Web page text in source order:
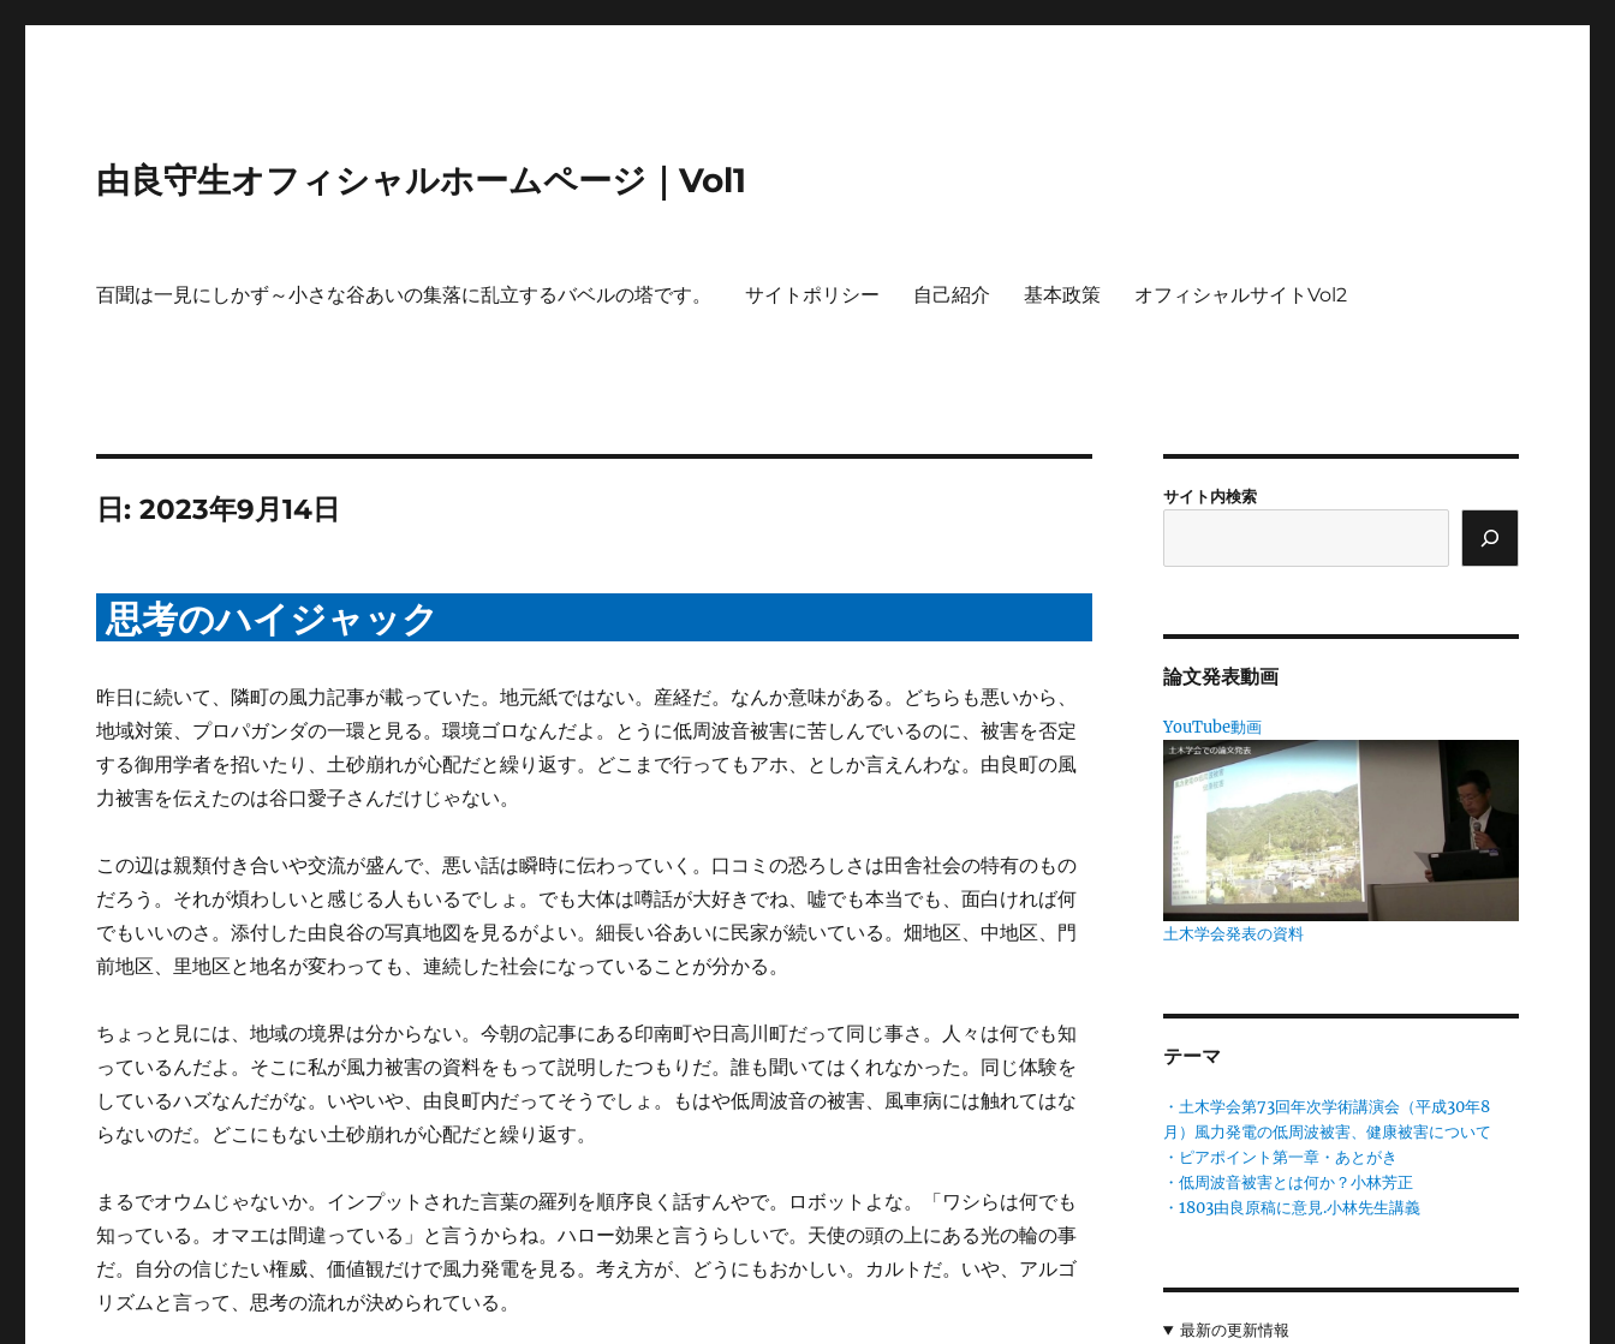
由良守生オフィシャルホームページ｜Vol1
百聞は一見にしかず～小さな谷あいの集落に乱立するバベルの塔です。 サイトポリシー 自己紹介 基本政策 オフィシャルサイトVol2
日:2023年9月14日
思考のハイジャック
昨日に続いて、隣町の風力記事が載っていた。地元紙ではない。産経だ。なんか意味がある。どちらも悪いから、
地域対策、プロパガンダの一環と見る。環境ゴロなんだよ。とうに低周波音被害に苦しんでいるのに、被害を否定
する御用学者を招いたり、土砂崩れが心配だと繰り返す。どこまで行ってもアホ、としか言えんわな。由良町の風
力被害を伝えたのは谷口愛子さんだけじゃない。
この辺は親類付き合いや交流が盛んで、悪い話は瞬時に伝わっていく。口コミの恐ろしさは田舎社会の特有のもの
だろう。それが煩わしいと感じる人もいるでしょ。でも大体は噂話が大好きでね、嘘でも本当でも、面白ければ何
でもいいのさ。添付した由良谷の写真地図を見るがよい。細長い谷あいに民家が続いている。畑地区、中地区、門
前地区、里地区と地名が変わっても、連続した社会になっていることが分かる。
ちょっと見には、地域の境界は分からない。今朝の記事にある印南町や日高川町だって同じ事さ。人々は何でも知
っているんだよ。そこに私が風力被害の資料をもって説明したつもりだ。誰も聞いてはくれなかった。同じ体験を
しているハズなんだがな。いやいや、由良町内だってそうでしょ。もはや低周波音の被害、風車病には触れてはな
らないのだ。どこにもない土砂崩れが心配だと繰り返す。
まるでオウムじゃないか。インプットされた言葉の羅列を順序良く話すんやで。ロボットよな。「ワシらは何でも
知っている。オマエは間違っている」と言うからね。ハロー効果と言うらしいで。天使の頭の上にある光の輪の事
だ。自分の信じたい権威、価値観だけで風力発電を見る。考え方が、どうにもおかしい。カルトだ。いや、アルゴ
リズムと言って、思考の流れが決められている。
サイト内検索
論文発表動画
YouTube動画
土木学会発表の資料
テーマ
・土木学会第73回年次学術講演会（平成30年8
月）風力発電の低周波被害、健康被害について
・ピアポイント第一章・あとがき
・低周波音被害とは何か？小林芳正
・1803由良原稿に意見.小林先生講義
最新の更新情報